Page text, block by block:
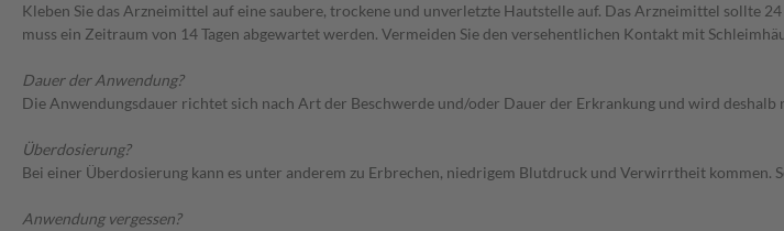
Kleben Sie das Arzneimittel auf eine saubere, trockene und unverletzte Hautstelle auf. Das Arzneimittel sollte
muss ein Zeitraum von 14 Tagen abgewartet werden. Vermeiden Sie den versehentlichen Kontakt mit
Dauer der Anwendung?
Die Anwendungsdauer richtet sich nach Art der Beschwerde und/oder Dauer der Erkrankung und wird
Überdosierung?
Bei einer Überdosierung kann es unter anderem zu Erbrechen, niedrigem Blutdruck und Verwirrtheit kommen.
Anwendung vergessen?